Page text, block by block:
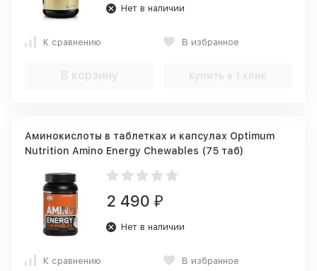
Нет в наличии
К сравнению В избранное
В корзину Купить в 1 клик
Аминокислоты в таблетках и капсулах Optimum
Nutrition Amino Energy Chewables (75 таб)
2 490 ₽
Нет в наличии
К сравнению В избранное